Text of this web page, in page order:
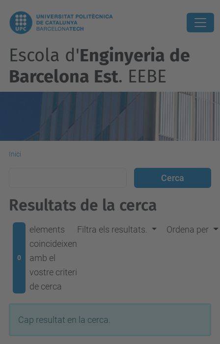
Escola d'Enginyeria de
Barcelona Est. EEBE
Inici
Resultats de la cerca
0
elements
coincideixen
amb el
vostre criteri
de cerca
Filtra els resultats. Ordena per
Cap resultat en la cerca.